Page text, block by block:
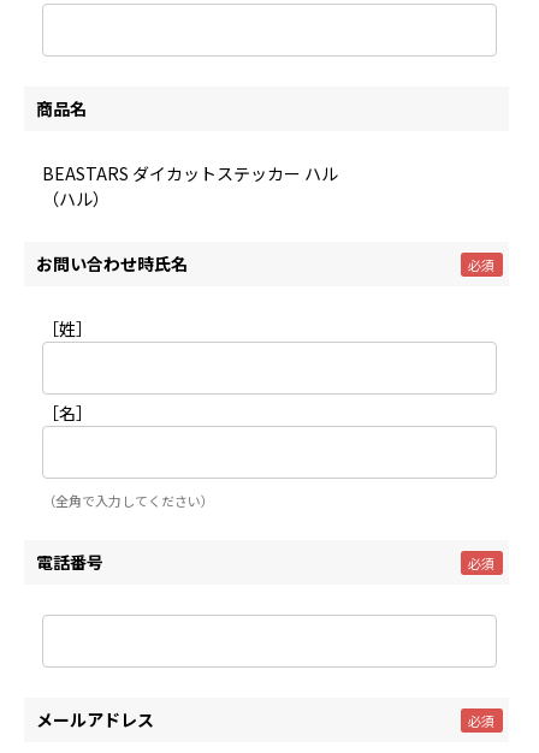
商品名
BEASTARS ダイカットステッカー ハル
（ハル）
お問い合わせ時氏名
［姓］
［名］
（全角で入力してください）
電話番号
メールアドレス